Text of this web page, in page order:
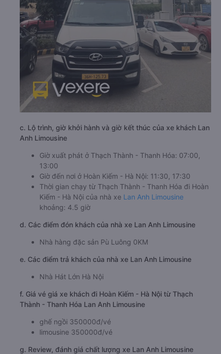
c. Lộ trình, giờ khởi hành và giờ kết thúc của xe khách Lan
Anh Limousine
Giờ xuất phát ở Thạch Thành - Thanh Hóa: 07:00,
13:00
Giờ đến nơi ở Hoàn Kiếm - Hà Nội: 11:30, 17:30
Thời gian chạy từ Thạch Thành - Thanh Hóa đi Hoàn
Kiếm - Hà Nội của nhà xe Lan Anh Limousine
khoảng: 4.5 giờ
d. Các điểm đón khách của nhà xe Lan Anh Limousine
Nhà hàng đặc sản Pù Luông 0KM
e. Các điểm trả khách của nhà xe Lan Anh Limousine
Nhà Hát Lớn Hà Nội
f. Giá vé giá xe khách đi Hoàn Kiếm - Hà Nội từ Thạch
Thành - Thanh Hóa Lan Anh Limousine
ghế ngồi 350000đ/vé
limousine 350000đ/vé
g. Review, đánh giá chất lượng xe Lan Anh Limousine